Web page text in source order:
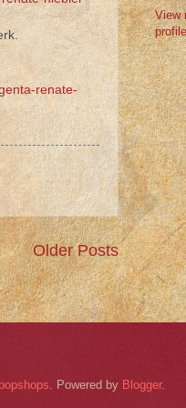
renate-
Older Posts
View
profile
bopshops. Powered by Blogger.